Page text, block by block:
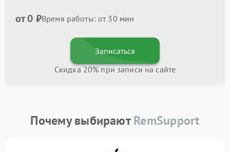
от 0 ₽Время работы: от 30 мин
Записаться
Скидка 20% при записи на сайте
Почему выбираютRemSupport